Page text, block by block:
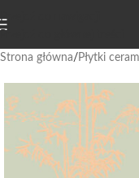
Przejdź do nawigacji
Strona główna/ Płytki